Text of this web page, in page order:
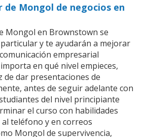
de Mongol de negocios en
Mongol en Brownstown se
y te ayudarán a mejorar
empresarial
en qué nivel empieces,
de dar presentaciones de
antes de seguir adelante con
del nivel principiante
el curso con habilidades
teléfono y en correos
Mongol de supervivencia,